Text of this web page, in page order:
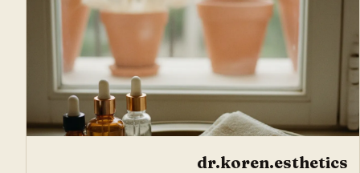
dr.koren.esthetics